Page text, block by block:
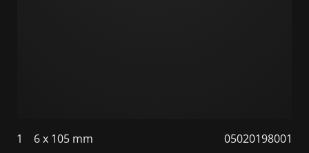
1 6 x 105 mm
05020198001